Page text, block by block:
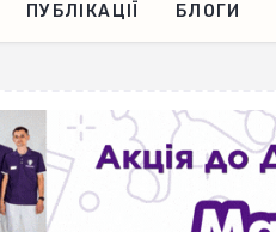
ПУБЛІКАЦІЇ БЛОГИ